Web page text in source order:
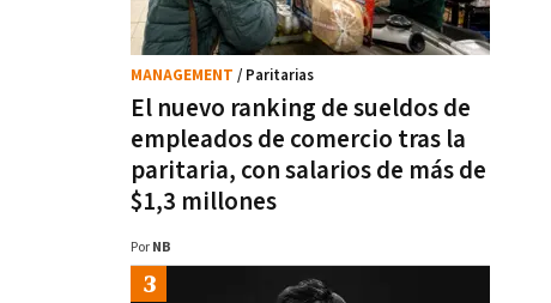
El nuevo ranking de sueldos de
empleados de comercio tras la
paritaria, con salarios de más de
$1,3 millones
MANAGEMENT / Paritarias
Por NB